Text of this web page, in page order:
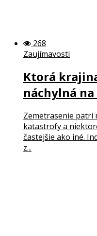
268
Zaujímavosti
Ktorá
náchylná
Zemetrasenie patrí
katastrofy a
častejšie ako iné.
z...